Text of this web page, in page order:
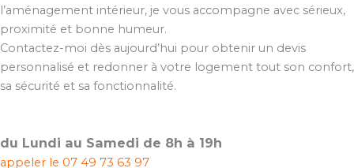
l’aménagement intérieur, je vous accompagne avec sérieux,
proximité et bonne humeur.
Contactez-moi dès aujourd’hui pour obtenir un devis
personnalisé et redonner à votre logement tout son confort,
sa sécurité et sa fonctionnalité.
du Lundi au Samedi de 8h à 19h
appeler le 07 49 73 63 97